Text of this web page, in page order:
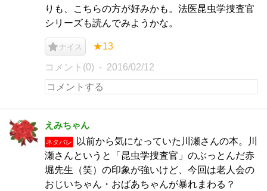
りも、こちらの方が好みかも。法医昆虫学捜査官
シリーズも読んでみようかな。
ナイス ★13
コメント(0) 2016/02/12
えみちゃん
ネタバレ
以前から気になっていた川瀬さんの本。川
瀬さんというと「昆虫学捜査官」のぶっとんだ赤
堀先生（笑）の印象が強いけど、今回は老人会の
おじいちゃん・おばあちゃんが暴れまわる？